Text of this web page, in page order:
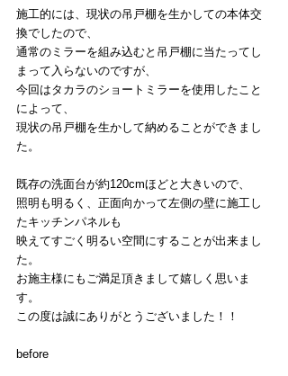
施工的には、現状の吊戸棚を生かしての本体交
換でしたので、
通常のミラーを組み込むと吊戸棚に当たってし
まって入らないのですが、
今回はタカラのショートミラーを使用したこと
によって、
現状の吊戸棚を生かして納めることができまし
た。
既存の洗面台が約120cmほどと大きいので、
照明も明るく、正面向かって左側の壁に施工し
たキッチンパネルも
映えてすごく明るい空間にすることが出来まし
た。
お施主様にもご満足頂きまして嬉しく思いま
す。
この度は誠にありがとうございました！！
before